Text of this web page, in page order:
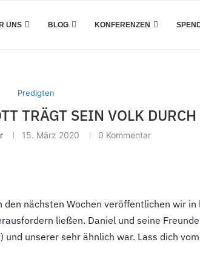
UNS BLOG KONFERENZEN
Predigten
TRÄGT SEIN VOLK
15. März 2020 0 Kommentar
den nächsten Wochen veröffentlichen wir
ließen. Daniel und seine
unserer sehr ähnlich war. Lass dich